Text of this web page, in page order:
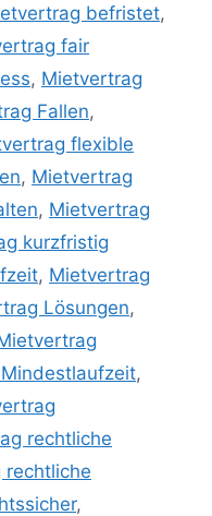
befristet,
fair
, Mietvertrag
Fallen,
flexible
, Mietvertrag
, Mietvertrag
kurzfristig
, Mietvertrag
Lösungen,
,
rechtliche
rechtliche
,